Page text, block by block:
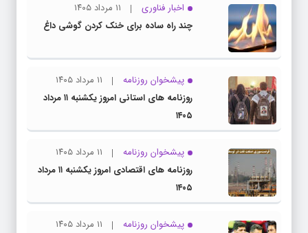
اخبار فناوری
۱۱ مرداد ۱۴۰۵
چند راه‌ ساده برای خنک کردن گوشی داغ
پیشخوان روزنامه
۱۱ مرداد ۱۴۰۵
روزنامه های استانی امروز یکشنبه ۱۱ مرداد
۱۴۰۵
پیشخوان روزنامه
۱۱ مرداد ۱۴۰۵
روزنامه های اقتصادی امروز یکشنبه ۱۱ مرداد
۱۴۰۵
پیشخوان روزنامه
۱۱ مرداد ۱۴۰۵